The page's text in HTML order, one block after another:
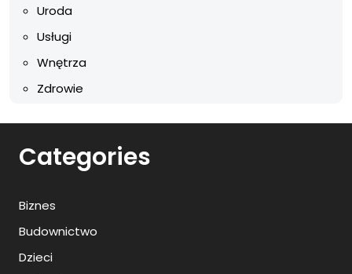
Uroda
Usługi
Wnętrza
Zdrowie
Categories
Biznes
Budownictwo
Dzieci